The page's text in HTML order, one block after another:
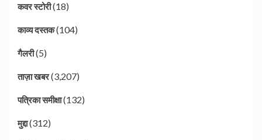
कवर स्टोरी(18)
काव्य दस्तक(104)
गैलरी(5)
ताज़ा खबर(3,207)
पत्रिका समीक्षा(132)
मुद्दा(312)